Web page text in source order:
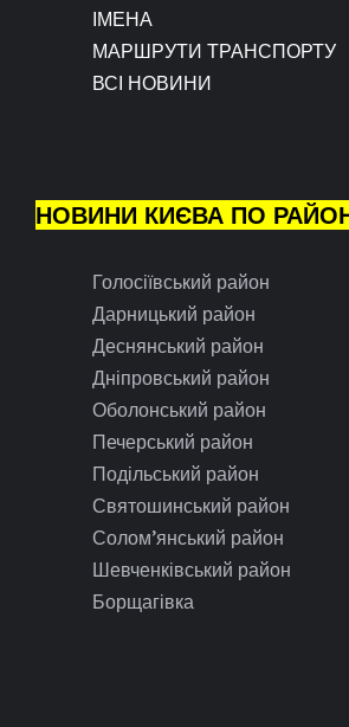
ІМЕНА
МАРШРУТИ ТРАНСПОРТУ
ВСІ НОВИНИ
НОВИНИ КИЄВА ПО
Голосіївський район
Дарницький район
Деснянський район
Дніпровський район
Оболонський район
Печерський район
Подільський район
Святошинський район
Солом’янський район
Шевченківський район
Борщагівка